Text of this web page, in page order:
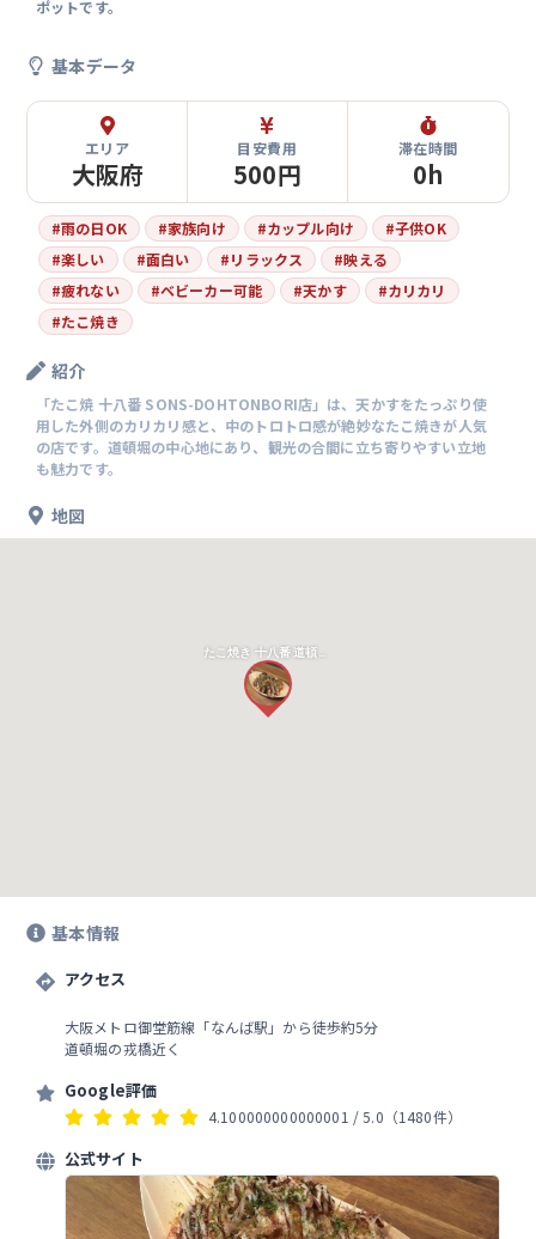
ポットです。
基本データ
エリア
大阪府
目安費用
500円
滞在時間
0h
#雨の日OK #家族向け #カップル向け #子供OK
#楽しい #面白い #リラックス #映える
#疲れない #ベビーカー可能 #天かす #カリカリ
#たこ焼き
紹介
「たこ焼 十八番 SONS-DOHTONBORI店」は、天かすをたっぷり使
用した外側のカリカリ感と、中のトロトロ感が絶妙なたこ焼きが人気
の店です。道頓堀の中心地にあり、観光の合間に立ち寄りやすい立地
も魅力です。
地図
基本情報
アクセス
大阪メトロ御堂筋線「なんば駅」から徒歩約5分
道頓堀の戎橋近く
Google評価
4.100000000000001 / 5.0 （1480件）
公式サイト